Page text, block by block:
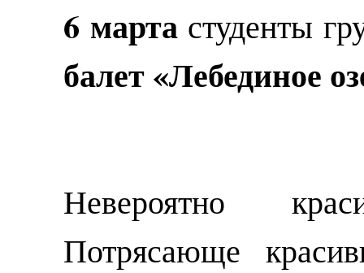
6 мартастуденты
балет «Лебединое
Невероятно
Потрясающе